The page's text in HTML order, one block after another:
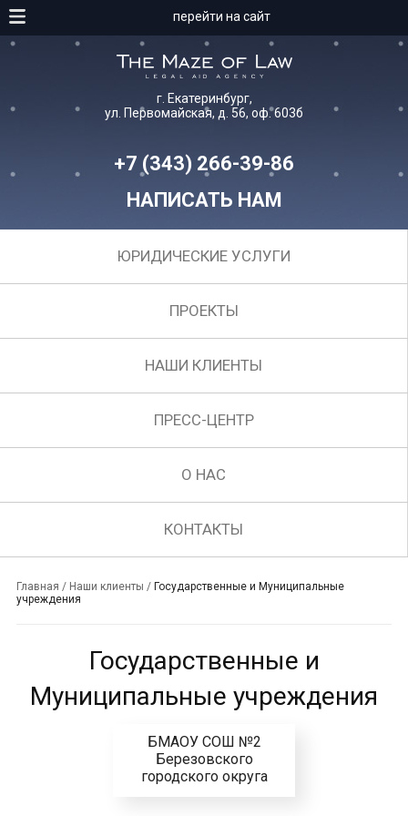
перейти на сайт
г. Екатеринбург,
ул. Первомайская, д. 56, оф. 603б
+7 (343) 266-39-86
НАПИСАТЬ НАМ
ЮРИДИЧЕСКИЕ УСЛУГИ
ПРОЕКТЫ
НАШИ КЛИЕНТЫ
ПРЕСС-ЦЕНТР
О НАС
КОНТАКТЫ
Главная / Наши клиенты / Государственные и Муниципальные
учреждения
Государственные и
Муниципальные учреждения
БМАОУ СОШ №2
Березовского
городского округа